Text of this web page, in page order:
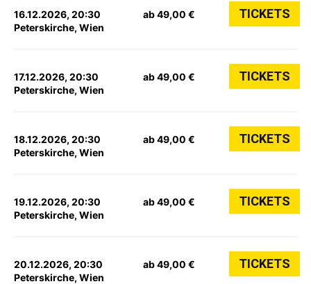
16.12.2026, 20:30
Peterskirche, Wien
ab 49,00 € TICKETS
17.12.2026, 20:30
Peterskirche, Wien
ab 49,00 € TICKETS
18.12.2026, 20:30
Peterskirche, Wien
ab 49,00 € TICKETS
19.12.2026, 20:30
Peterskirche, Wien
ab 49,00 € TICKETS
20.12.2026, 20:30
Peterskirche, Wien
ab 49,00 € TICKETS